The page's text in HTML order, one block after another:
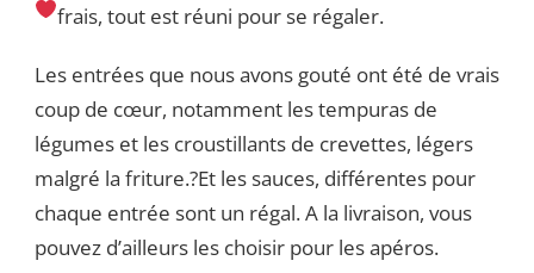
frais, tout est réuni pour se régaler.
Les entrées que nous avons gouté ont été de vrais
coup de cœur, notamment les tempuras de
légumes et les croustillants de crevettes, légers
malgré la friture.?Et les sauces, différentes pour
chaque entrée sont un régal. A la livraison, vous
pouvez d’ailleurs les choisir pour les apéros.